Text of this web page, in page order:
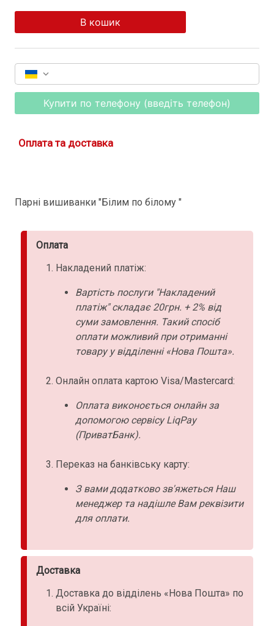
В кошик
Купити по телефону (введіть телефон)
Оплата та доставка
Парні вишиванки "Білим по білому "
Оплата
Накладений платіж:
Вартість послуги "Накладений
платіж" складає 20грн. + 2% від
суми замовлення. Такий спосіб
оплати можливий при отриманні
товару у відділенні «Нова Пошта».
Онлайн оплата картою Visa/Mastercard:
Оплата виконоється онлайн за
допомогою сервісу LiqPay
(ПриватБанк).
Переказ на банківську карту:
З вами додатково зв'яжеться Наш
менеджер та надішле Вам реквізити
для оплати.
Доставка
Доставка до відділень «Нова Пошта» по
всій Україні: